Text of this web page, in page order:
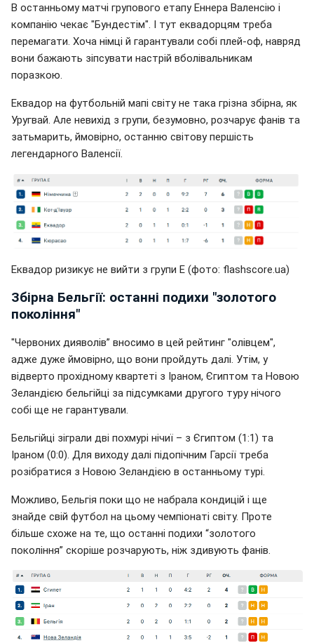
В останньому матчі групового етапу Еннера Валенсію і
компанію чекає "Бундестім". І тут еквадорцям треба
перемагати. Хоча німці й гарантували собі плей-оф, навряд
вони бажають зіпсувати настрій вболівальникам
поразкою.
Еквадор на футбольній мапі світу не така грізна збірна, як
Уругвай. Але невихід з групи, безумовно, розчарує фанів та
затьмарить, ймовірно, останню світову першість
легендарного Валенсії.
Еквадор ризикує не вийти з групи Е (фото: flashscore.uа)
Збірна Бельгії: останні подихи "золотого
покоління"
"Червоних дияволів” вносимо в цей рейтинг "олівцем",
адже дуже ймовірно, що вони пройдуть далі. Утім, у
відверто прохідному квартеті з Іраном, Єгиптом та Новою
Зеландією бельгійці за підсумками другого туру нічого
собі ще не гарантували.
Бельгійці зіграли дві похмурі нічиї – з Єгиптом (1:1) та
Іраном (0:0). Для виходу далі підопічним Гарсії треба
розібратися з Новою Зеландією в останньому турі.
Можливо, Бельгія поки що не набрала кондицій і ще
знайде свій футбол на цьому чемпіонаті світу. Проте
більше схоже на те, що останні подихи “золотого
покоління” скоріше розчарують, ніж здивують фанів.